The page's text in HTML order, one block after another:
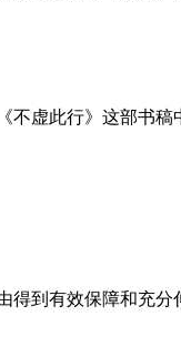
不虚此行》这部书
到有效保障和充